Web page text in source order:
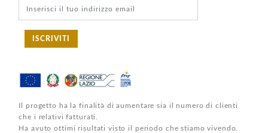
ISCRIVITI
Il progetto ha la finalità di aumentare sia il numero di clienti
che i relativi fatturati.
Ha avuto ottimi risultati visto il periodo che stiamo vivendo.